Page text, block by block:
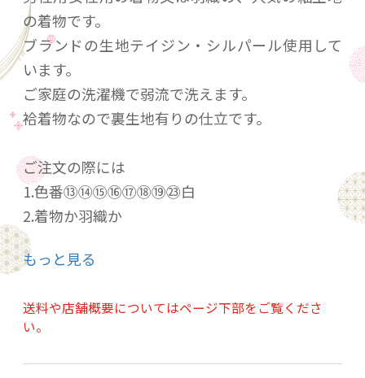
の着物です。
ブランドの生地テイジン・シルパール使用して
います。
ご家庭の洗濯機で弱流で洗えます。
袷着物なので裏生地有りの仕立です。
ご注文の際には
1.色番⑬⑭⑮⑯⑰⑱⑲㉓白
2.着物か羽織か
3.サイズ（型） 男性用1,2,3,4,5 女性用
1,2,3,4,5,6,7,8 型
を「ご注文画面」の「お問い合わせ」欄にご入
力ください。
もっと見る
送料や店舗概要についてはページ下部をご覧くださ
い。